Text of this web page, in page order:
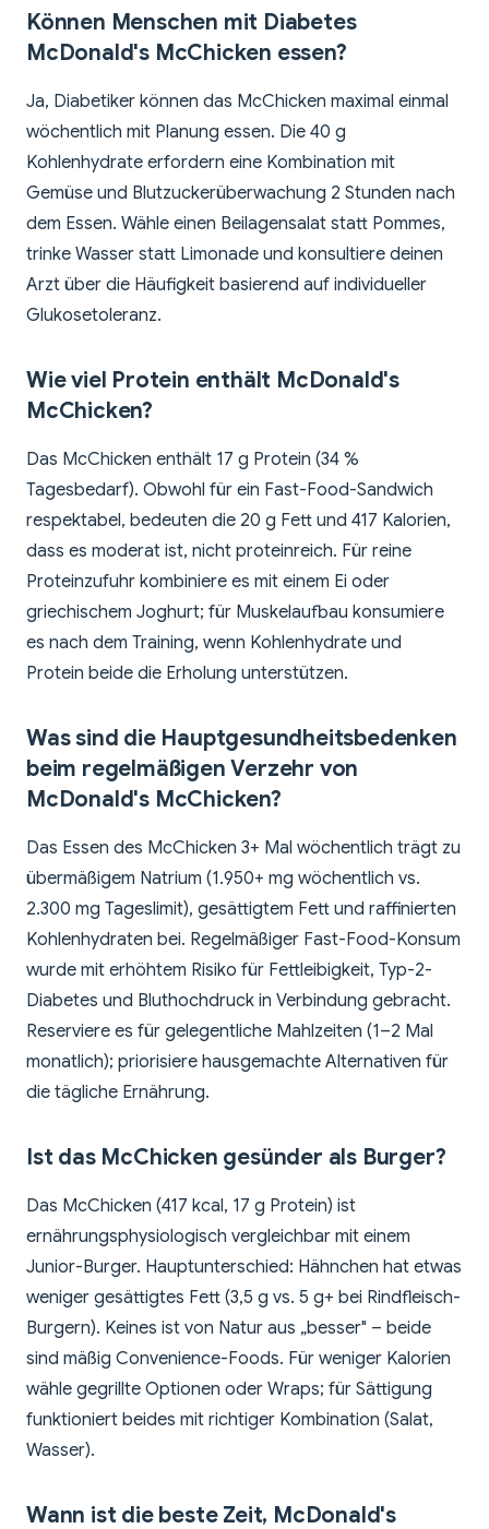
Können Menschen mit Diabetes
McDonald's McChicken essen?
Ja, Diabetiker können das McChicken maximal einmal
wöchentlich mit Planung essen. Die 40 g
Kohlenhydrate erfordern eine Kombination mit
Gemüse und Blutzuckerüberwachung 2 Stunden nach
dem Essen. Wähle einen Beilagensalat statt Pommes,
trinke Wasser statt Limonade und konsultiere deinen
Arzt über die Häufigkeit basierend auf individueller
Glukosetoleranz.
Wie viel Protein enthält McDonald's
McChicken?
Das McChicken enthält 17 g Protein (34 %
Tagesbedarf). Obwohl für ein Fast-Food-Sandwich
respektabel, bedeuten die 20 g Fett und 417 Kalorien,
dass es moderat ist, nicht proteinreich. Für reine
Proteinzufuhr kombiniere es mit einem Ei oder
griechischem Joghurt; für Muskelaufbau konsumiere
es nach dem Training, wenn Kohlenhydrate und
Protein beide die Erholung unterstützen.
Was sind die Hauptgesundheitsbedenken
beim regelmäßigen Verzehr von
McDonald's McChicken?
Das Essen des McChicken 3+ Mal wöchentlich trägt zu
übermäßigem Natrium (1.950+ mg wöchentlich vs.
2.300 mg Tageslimit), gesättigtem Fett und raffinierten
Kohlenhydraten bei. Regelmäßiger Fast-Food-Konsum
wurde mit erhöhtem Risiko für Fettleibigkeit, Typ-2-
Diabetes und Bluthochdruck in Verbindung gebracht.
Reserviere es für gelegentliche Mahlzeiten (1–2 Mal
monatlich); priorisiere hausgemachte Alternativen für
die tägliche Ernährung.
Ist das McChicken gesünder als Burger?
Das McChicken (417 kcal, 17 g Protein) ist
ernährungsphysiologisch vergleichbar mit einem
Junior-Burger. Hauptunterschied: Hähnchen hat etwas
weniger gesättigtes Fett (3,5 g vs. 5 g+ bei Rindfleisch-
Burgern). Keines ist von Natur aus „besser" – beide
sind mäßig Convenience-Foods. Für weniger Kalorien
wähle gegrillte Optionen oder Wraps; für Sättigung
funktioniert beides mit richtiger Kombination (Salat,
Wasser).
Wann ist die beste Zeit, McDonald's